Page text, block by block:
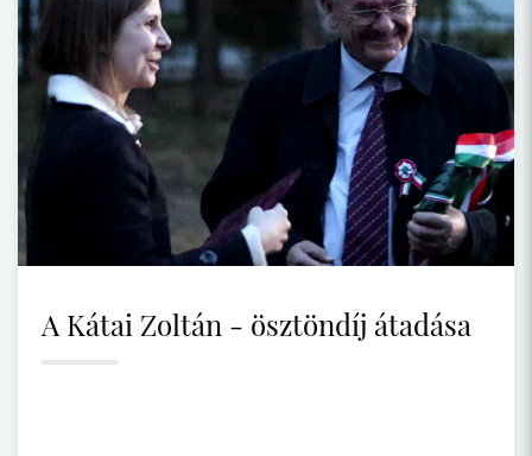
A Kátai Zoltán - ösztöndíj átadása